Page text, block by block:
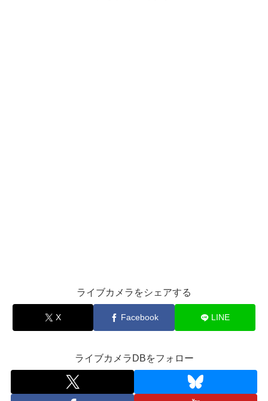
ライブカメラをシェアする
X Facebook LINE
ライブカメラDBをフォロー